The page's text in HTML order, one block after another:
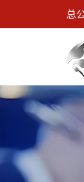
总